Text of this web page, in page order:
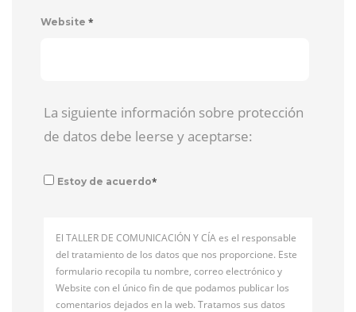
Website *
La siguiente información sobre protección
de datos debe leerse y aceptarse:
Estoy de acuerdo*
El TALLER DE COMUNICACIÓN Y CÍA es el responsable
del tratamiento de los datos que nos proporcione. Este
formulario recopila tu nombre, correo electrónico y
Website con el único fin de que podamos publicar los
comentarios dejados en la web. Tratamos sus datos